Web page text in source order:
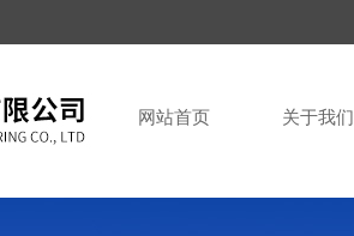
网站首页 关于我们